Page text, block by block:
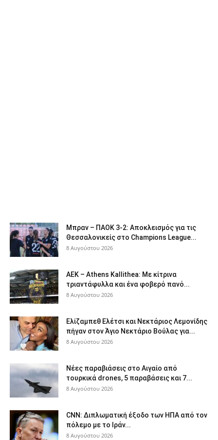
Μπραν – ΠΑΟΚ 3-2: Αποκλεισμός για τις
Θεσσαλονικείς στο Champions League...
8 Αυγούστου 2026
ΑΕΚ – Athens Kallithea: Με κίτρινα
τριαντάφυλλα και ένα φοβερό πανό...
8 Αυγούστου 2026
Ελίζαμπεθ Ελέτσι και Νεκτάριος Λεμονίδης
πήγαν στον Άγιο Νεκτάριο Βούλας για...
8 Αυγούστου 2026
Νέες παραβιάσεις στο Αιγαίο από
τουρκικά drones, 5 παραβάσεις και 7...
8 Αυγούστου 2026
CNN: Διπλωματική έξοδο των ΗΠΑ από τον
πόλεμο με το Ιράν...
8 Αυγούστου 2026